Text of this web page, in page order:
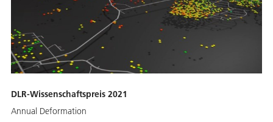
DLR-Wissenschaftspreis 2021
Annual Deformation